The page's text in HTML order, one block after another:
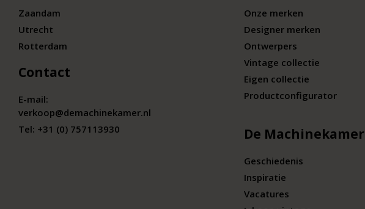
Zaandam
Utrecht
Rotterdam
Contact
E-mail:
verkoop@demachinekamer.nl
Tel: +31 (0) 757113930
Onze merken
Designer merken
Ontwerpers
Vintage collectie
Eigen collectie
Productconfigurator
De Machinekamer
Geschiedenis
Inspiratie
Vacatures